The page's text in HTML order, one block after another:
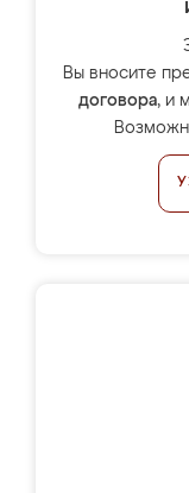
Вы вносите
договора, и